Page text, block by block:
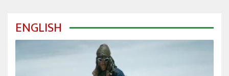
ENGLISH